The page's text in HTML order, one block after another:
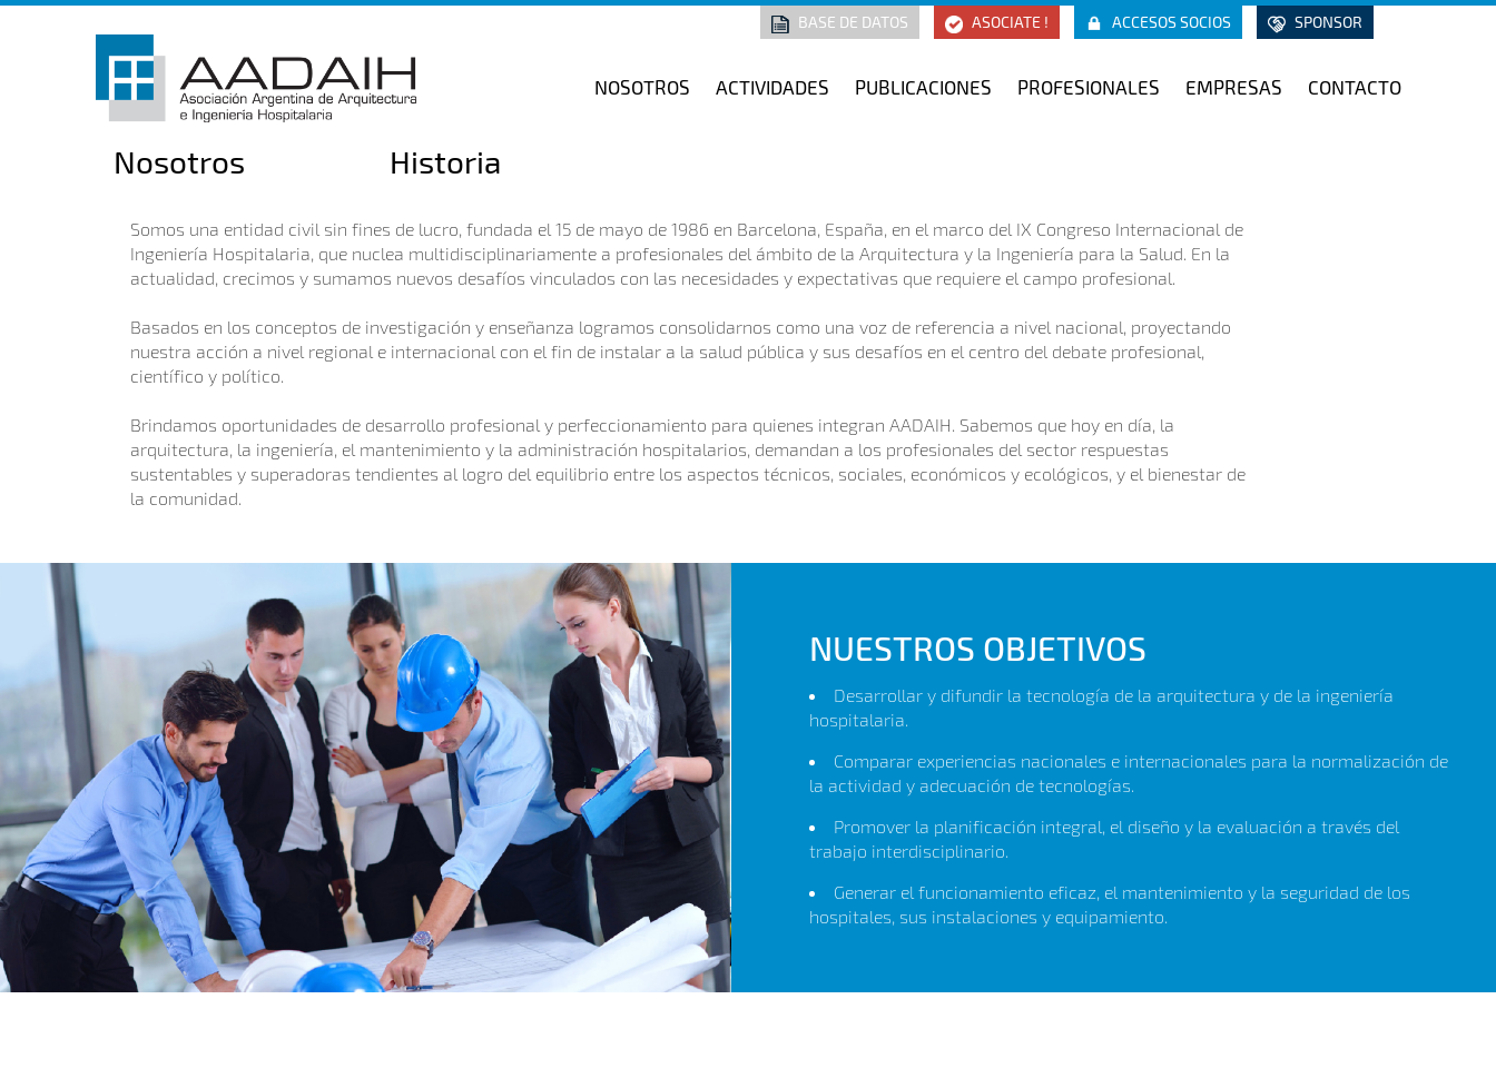
BASE DE DATOS ASOCIATE ! ACCESOS SOCIOS SPONSOR
NOSOTROS ACTIVIDADES PUBLICACIONES PROFESIONALES EMPRESAS CONTACTO
Nosotros Historia
Somos una entidad civil sin fines de lucro, fundada el 15 de mayo de 1986 en Barcelona, España, en el marco del IX Congreso Internacional de
Ingeniería Hospitalaria, que nuclea multidisciplinariamente a profesionales del ámbito de la Arquitectura y la Ingeniería para la Salud. En la
actualidad, crecimos y sumamos nuevos desafíos vinculados con las necesidades y expectativas que requiere el campo profesional.
Basados en los conceptos de investigación y enseñanza logramos consolidarnos como una voz de referencia a nivel nacional, proyectando
nuestra acción a nivel regional e internacional con el fin de instalar a la salud pública y sus desafíos en el centro del debate profesional,
científico y político.
Brindamos oportunidades de desarrollo profesional y perfeccionamiento para quienes integran AADAIH. Sabemos que hoy en día, la
arquitectura, la ingeniería, el mantenimiento y la administración hospitalarios, demandan a los profesionales del sector respuestas
sustentables y superadoras tendientes al logro del equilibrio entre los aspectos técnicos, sociales, económicos y ecológicos, y el bienestar de
la comunidad.
NUESTROS OBJETIVOS
Desarrollar y difundir la tecnología de la arquitectura y de la ingeniería
hospitalaria.
Comparar experiencias nacionales e internacionales para la normalización de
la actividad y adecuación de tecnologías.
Promover la planificación integral, el diseño y la evaluación a través del
trabajo interdisciplinario.
Generar el funcionamiento eficaz, el mantenimiento y la seguridad de los
hospitales, sus instalaciones y equipamiento.